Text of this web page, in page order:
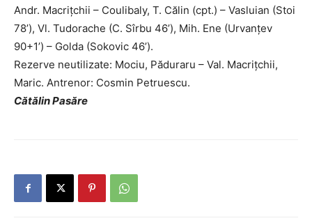
Andr. Macrițchii – Coulibaly, T. Călin (cpt.) – Vasluian (Stoi
78’), Vl. Tudorache (C. Sîrbu 46’), Mih. Ene (Urvanțev
90+1’) – Golda (Sokovic 46’).
Rezerve neutilizate: Mociu, Păduraru – Val. Macrițchii,
Maric. Antrenor: Cosmin Petruescu.
Cătălin Pasăre